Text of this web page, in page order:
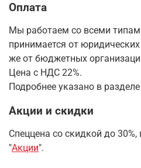
Оплата
Мы работаем со всеми
принимается от
же от бюджетных
Цена с НДС 22%.
Подробнее указано в
Акции и скидки
Спеццена со скидкой до
"Акции".